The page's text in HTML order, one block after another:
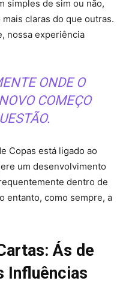
simples de sim ou não,
claras do que outras.
nossa experiência
ONDE O
COMEÇO
Copas está ligado ao
um desenvolvimento
dentro de
entanto, como sempre, a
Ás de
Influências